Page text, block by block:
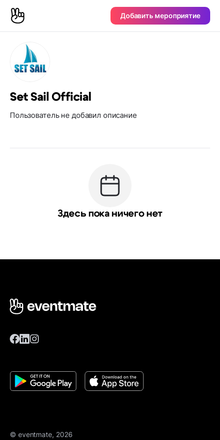
Добавить мероприятие
Set Sail Official
Пользователь не добавил описание
Здесь пока ничего нет
© eventmate, 2026